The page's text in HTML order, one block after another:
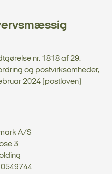
nr. 1818 af 29.
og postvirksomheder,
2024 (postloven)
A/S
3